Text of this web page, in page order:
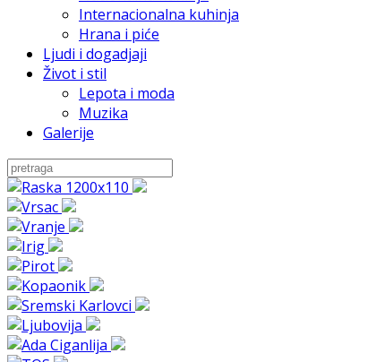
Internacionalna kuhinja
Hrana i piće
Ljudi i dogadjaji
Život i stil
Lepota i moda
Muzika
Galerije